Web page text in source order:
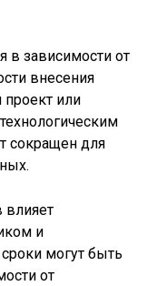
в зависимости от
внесения
проект или
сокращен для
влияет
и
могут быть
от